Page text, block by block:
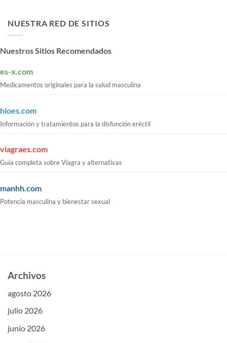
NUESTRA RED DE SITIOS
Nuestros Sitios Recomendados
es-x.com
Medicamentos originales para la salud masculina
hioes.com
Información y tratamientos para la disfunción eréctil
viagraes.com
Guía completa sobre Viagra y alternativas
manhh.com
Potencia masculina y bienestar sexual
Archivos
agosto 2026
julio 2026
junio 2026